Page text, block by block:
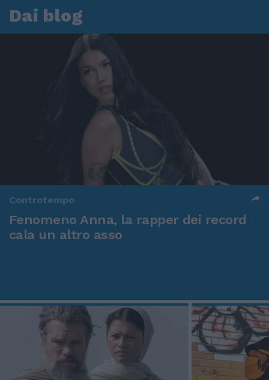
Dai blog
Controtempo
Fenomeno Anna, la rapper dei record
cala un altro asso